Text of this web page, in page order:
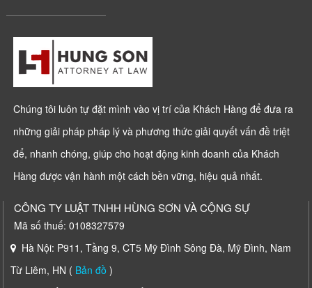
Chúng tôi luôn tự đặt mình vào vị trí của Khách Hàng để đưa ra
những giải pháp pháp lý và phương thức giải quyết vấn đề triệt
để, nhanh chóng, giúp cho hoạt động kinh doanh của Khách
Hàng được vận hành một cách bền vững, hiệu quả nhất.
CÔNG TY LUẬT TNHH HÙNG SƠN VÀ CỘNG SỰ
Mã số thuế: 0108327579
Hà Nội: P911, Tầng 9, CT5 Mỹ Đình Sông Đà, Mỹ Đình, Nam
Từ Liêm, HN ( Bản đồ )